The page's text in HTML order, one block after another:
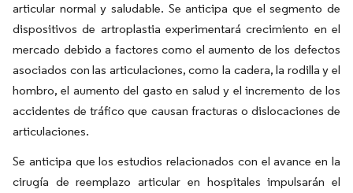
articular normal y saludable. Se anticipa que el segmento de
dispositivos de artroplastia experimentará crecimiento en el
mercado debido a factores como el aumento de los defectos
asociados con las articulaciones, como la cadera, la rodilla y el
hombro, el aumento del gasto en salud y el incremento de los
accidentes de tráfico que causan fracturas o dislocaciones de
articulaciones.
Se anticipa que los estudios relacionados con el avance en la
cirugía de reemplazo articular en hospitales impulsarán el